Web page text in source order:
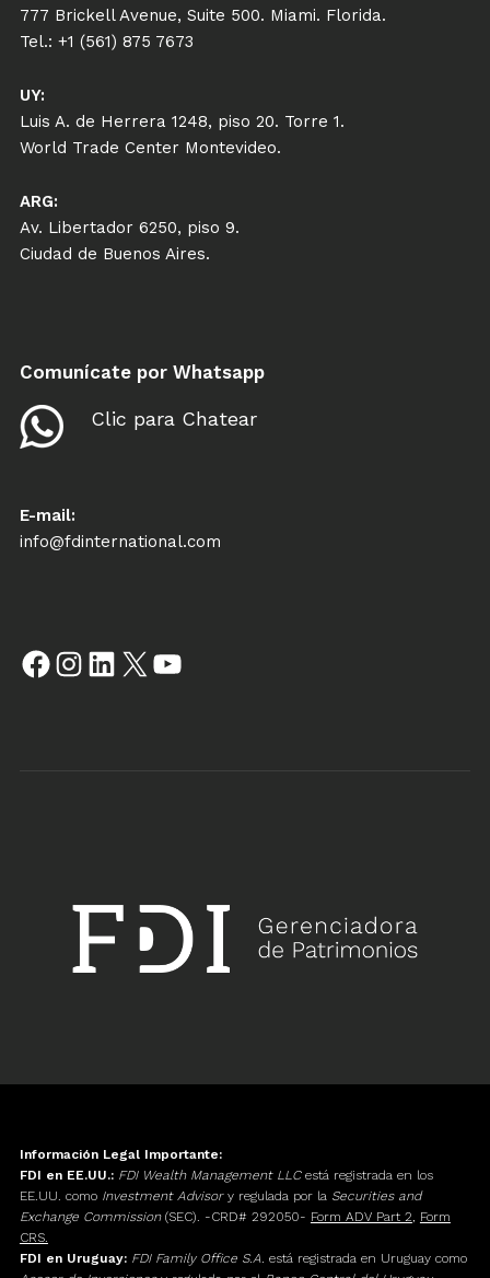
777 Brickell Avenue, Suite 500. Miami. Florida.
Tel.: +1 (561) 875 7673
UY:
Luis A. de Herrera 1248, piso 20. Torre 1.
World Trade Center Montevideo.
ARG:
Av. Libertador 6250, piso 9.
Ciudad de Buenos Aires.
Comunícate por Whatsapp
Clic para Chatear
E-mail:
info@fdinternational.com
Información Legal Importante:
FDI en EE.UU.: FDI Wealth Management LLCestá registrada en los
EE.UU. como Investment Advisory regulada por la Securities and
Exchange Commission(SEC). -CRD# 292050- Form ADV Part 2, Form
CRS.
FDI en Uruguay: FDI Family Office S.A. está registrada en Uruguay como